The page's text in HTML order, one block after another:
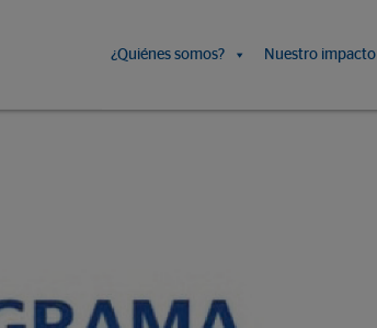
¿Quiénes somos? Nuestro impacto